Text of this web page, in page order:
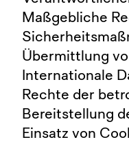
Maßgebliche
Übermittlung
Internationale
Rechte der
Bereitstellung
Einsatz von